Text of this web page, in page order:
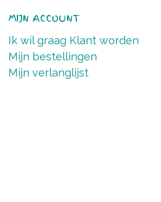
MIJN ACCOUNT
Ik wil graag Klant worden
Mijn bestellingen
Mijn verlanglijst